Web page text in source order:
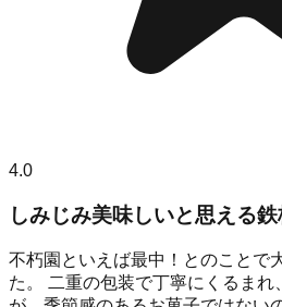
4.0
しみじみ美味しいと思える
不朽園といえば最中！とのことで
た。 二重の包装で丁寧にくるまれ